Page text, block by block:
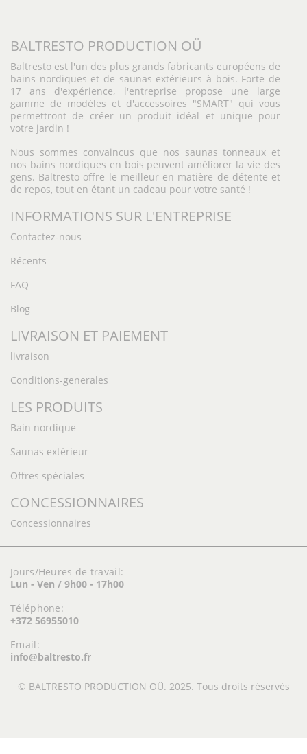
BALTRESTO PRODUCTION OÜ
Baltresto est l'un des plus grands fabricants européens de
bains nordiques et de saunas extérieurs à bois. Forte de
17 ans d'expérience, l'entreprise propose une large
gamme de modèles et d'accessoires "SMART" qui vous
permettront de créer un produit idéal et unique pour
votre jardin !
Nous sommes convaincus que nos saunas tonneaux et
nos bains nordiques en bois peuvent améliorer la vie des
gens. Baltresto offre le meilleur en matière de détente et
de repos, tout en étant un cadeau pour votre santé !
INFORMATIONS SUR L'ENTREPRISE
Contactez-nous
Récents
FAQ
Blog
LIVRAISON ET PAIEMENT
livraison
Conditions-generales
LES PRODUITS
Bain nordique
Saunas extérieur
Offres spéciales
CONCESSIONNAIRES
Concessionnaires
Jours/Heures de travail:
Lun - Ven / 9h00 - 17h00
Téléphone:
+372 56955010
Email:
info@baltresto.fr
© BALTRESTO PRODUCTION OÜ. 2025. Tous droits réservés